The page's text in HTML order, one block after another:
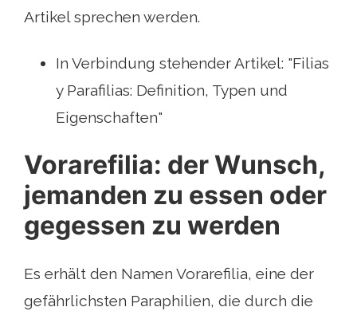
Artikel sprechen werden.
In Verbindung stehender Artikel: "Filias
y Parafilias: Definition, Typen und
Eigenschaften"
Vorarefilia: der Wunsch,
jemanden zu essen oder
gegessen zu werden
Es erhält den Namen Vorarefilia, eine der
gefährlichsten Paraphilien, die durch die